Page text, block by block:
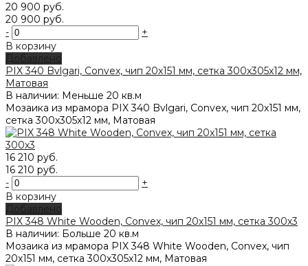
20 900 руб.
20 900 руб.
-
+
В корзину
Добавлено
PIX 340 Bvlgari, Convex, чип 20х151 мм, сетка 300х305х12 мм,
Матовая
В наличии: Меньше 20 кв.м
Мозаика из мрамора PIX 340 Bvlgari, Convex, чип 20х151 мм,
сетка 300х305х12 мм, Матовая
16 210 руб.
16 210 руб.
-
+
В корзину
Добавлено
PIX 348 White Wooden, Convex, чип 20х151 мм, сетка 300х3
В наличии: Больше 20 кв.м
Мозаика из мрамора PIX 348 White Wooden, Convex, чип
20х151 мм, сетка 300х305х12 мм, Матовая